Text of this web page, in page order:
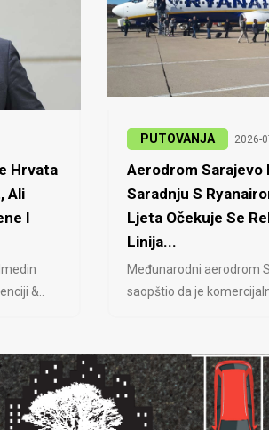
Hrvata
Ali
I
&..
PUTOVANJA 2026-
Aerodrom Sarajevo
Saradnju S
Ljeta Očekuje Se
Linija...
Međunarodni aerodrom
saopštio da je